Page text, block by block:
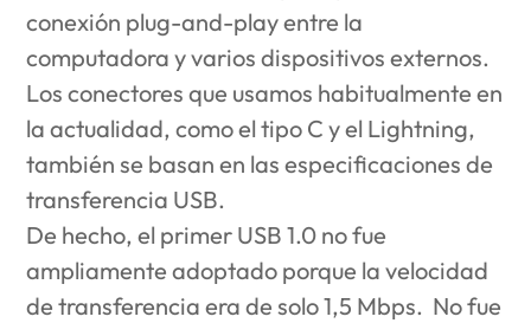
conexión plug-and-play entre la
computadora y varios dispositivos externos.
Los conectores que usamos habitualmente en
la actualidad, como el tipo C y el Lightning,
también se basan en las especificaciones de
transferencia USB.
De hecho, el primer USB 1.0 no fue
ampliamente adoptado porque la velocidad
de transferencia era de solo 1,5 Mbps. No fue